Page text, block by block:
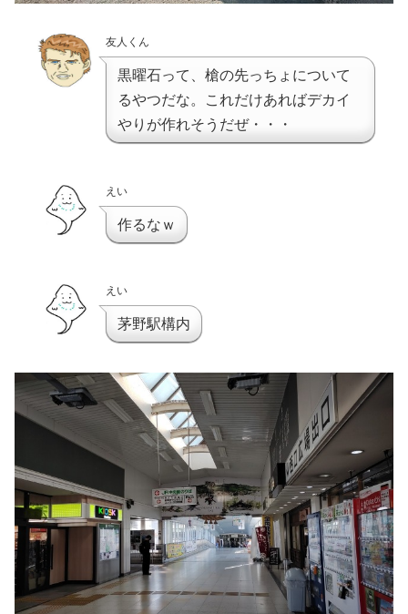
友人くん
黒曜石って、槍の先っちょについて
るやつだな。これだけあればデカイ
やりが作れそうだぜ・・・
えい
作るなｗ
えい
茅野駅構内